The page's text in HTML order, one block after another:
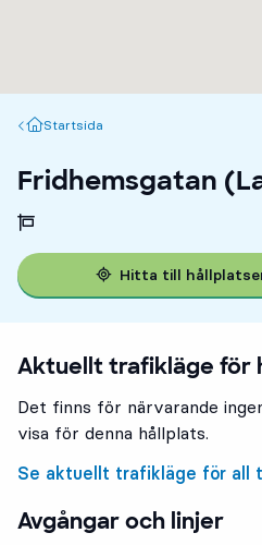
Startsida
Startsida
Fridhemsgatan
Hitta till
Aktuellt trafikläge för
Det finns för närvarande
visa för denna hållplats.
Se aktuellt trafikläge för all
Avgångar och linjer